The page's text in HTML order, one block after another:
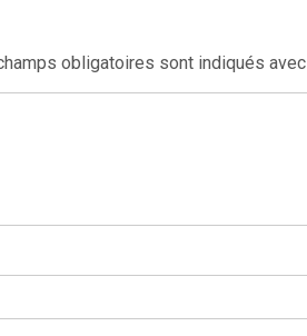
obligatoires sont indiqués avec